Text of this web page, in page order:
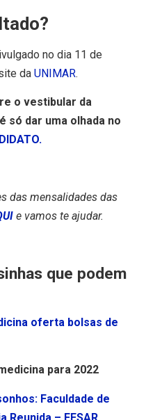
no dia 11 de
da UNIMAR.
o vestibular da
é só dar uma olhada no
das mensalidades das
e vamos te ajudar.
que podem
oferta bolsas de
para 2022
Faculdade de
Reunida – FESAR